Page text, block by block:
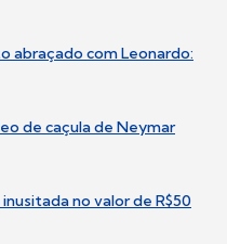
abraçado com Leonardo:
de caçula de Neymar
no valor de R$50